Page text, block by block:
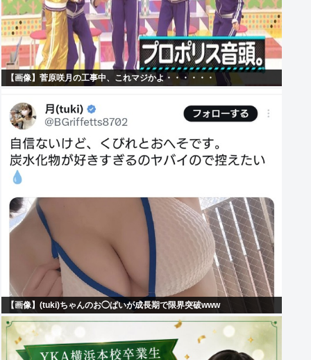
【画像】菅原咲月の工事中、これマジかよ・・・・・・
【画像】(tuki)ちゃんのお◯ぱいが成長期で限界突破www